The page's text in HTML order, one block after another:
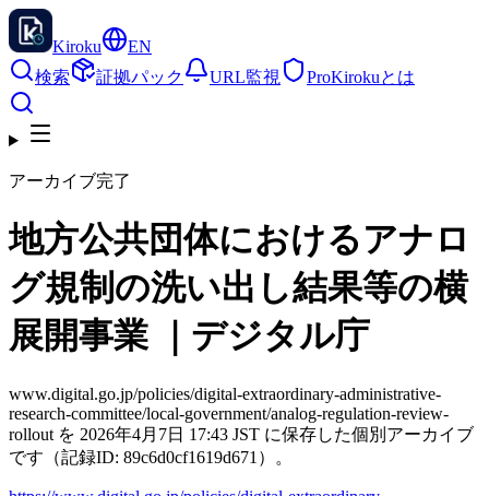
Kiroku
EN
検索
証拠パック URL監視 ProKirokuとは
アーカイブ完了
地方公共団体におけるアナロ
グ規制の洗い出し結果等の横
展開事業 ｜デジタル庁
www.digital.go.jp/policies/digital-extraordinary-administrative-
research-committee/local-government/analog-regulation-review-
rollout を 2026年4月7日 17:43 JST に保存した個別アーカイブ
です（記録ID: 89c6d0cf1619d671）。